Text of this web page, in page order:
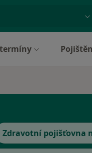
nemoc nebo
Zdravotní pojišťovna